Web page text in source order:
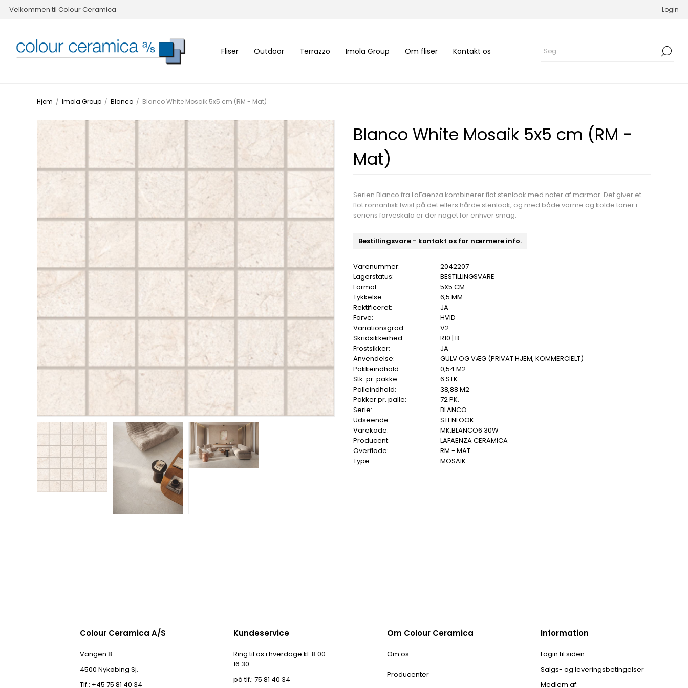
Velkommen til Colour Ceramica Login
Fliser Outdoor Terrazzo Imola Group Om fliser Kontakt os
Hjem / Imola Group / Blanco / Blanco White Mosaik 5x5 cm (RM - Mat)
Blanco White Mosaik 5x5 cm (RM -
Mat)
Serien Blanco fra LaFaenza kombinerer flot stenlook med noter af marmor. Det giver et
flot romantisk twist på det ellers hårde stenlook, og med både varme og kolde toner i
seriens farveskala er der noget for enhver smag.
Bestillingsvare - kontakt os for nærmere info.
Varenummer:
2042207
Lagerstatus:
BESTILLINGSVARE
Format:
5X5 CM
Tykkelse:
6,5 MM
Rektificeret:
JA
Farve:
HVID
Variationsgrad:
V2
Skridsikkerhed:
R10 | B
Frostsikker:
JA
Anvendelse:
GULV OG VÆG (PRIVAT HJEM, KOMMERCIELT)
Pakkeindhold:
0,54 M2
Stk. pr. pakke:
6 STK.
Palleindhold:
38,88 M2
Pakker pr. palle:
72 PK.
Serie:
BLANCO
Udseende:
STENLOOK
Varekode:
MK.BLANCO6 30W
Producent:
LAFAENZA CERAMICA
Overflade:
RM - MAT
Type:
MOSAIK
Colour Ceramica A/S
Vangen 8
4500 Nykøbing Sj.
Tlf.: +45 75 81 40 34
Kundeservice
Ring til os i hverdage kl. 8:00 -
16:30
på tlf.: 75 81 40 34
Om Colour Ceramica
Om os
Producenter
Information
Login til siden
Salgs- og leveringsbetingelser
Medlem af: